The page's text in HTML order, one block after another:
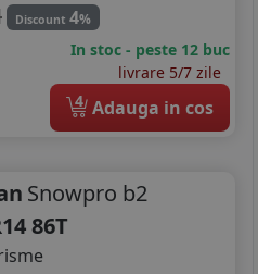
Discount 4%
In stoc - peste 12 buc
livrare 5/7 zile
4 Adauga in cos
Snowpro b2
86T